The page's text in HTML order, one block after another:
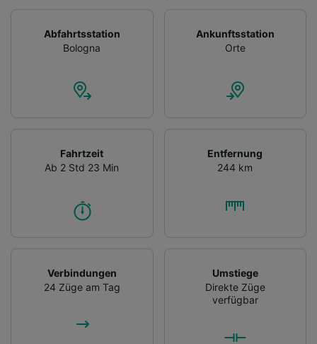
Abfahrtsstation
Bologna
Ankunftsstation
Orte
Fahrtzeit
Ab 2 Std 23 Min
Entfernung
244 km
Verbindungen
24 Züge am Tag
Umstiege
Direkte Züge
verfügbar